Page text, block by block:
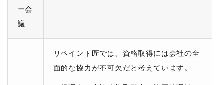
ー会
議
リペイント匠では、資格取得には会社の全
面的な協力が不可欠だと考えています。